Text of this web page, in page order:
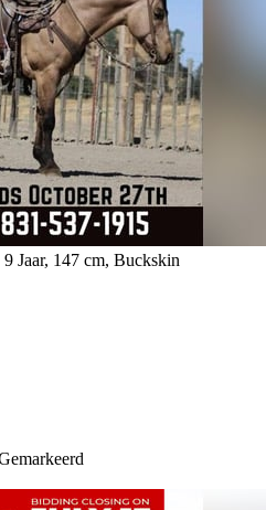
Jaar, 147 cm, Buckskin